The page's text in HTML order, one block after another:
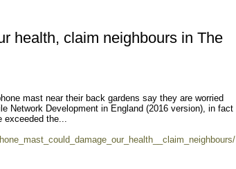
health, claim neighbours in The
mast near their back gardens say they are worried
Network Development in England (2016 version), in fact
exceeded the...